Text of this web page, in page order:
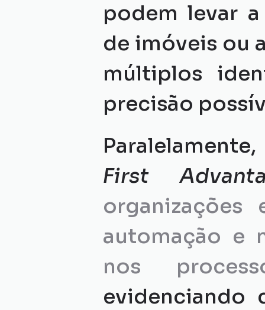
podem levar
de imóveis ou
múltiplos
precisão
First
organizações
automação e
nos
evidenciando